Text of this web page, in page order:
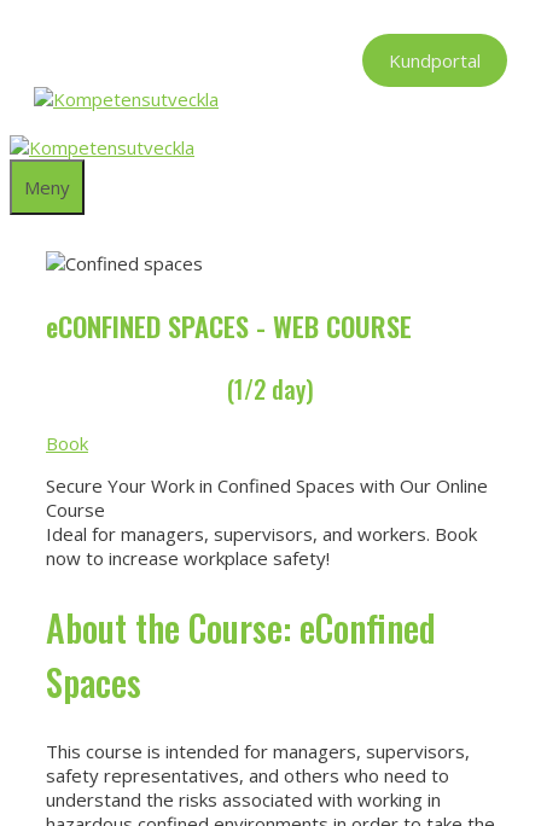
Kundportal
Meny
eCONFINED SPACES - WEB COURSE
(1/2 day)
Book
Secure Your Work in Confined Spaces with Our Online
Course
Ideal for managers, supervisors, and workers. Book
now to increase workplace safety!
About the Course: eConfined
Spaces
This course is intended for managers, supervisors,
safety representatives, and others who need to
understand the risks associated with working in